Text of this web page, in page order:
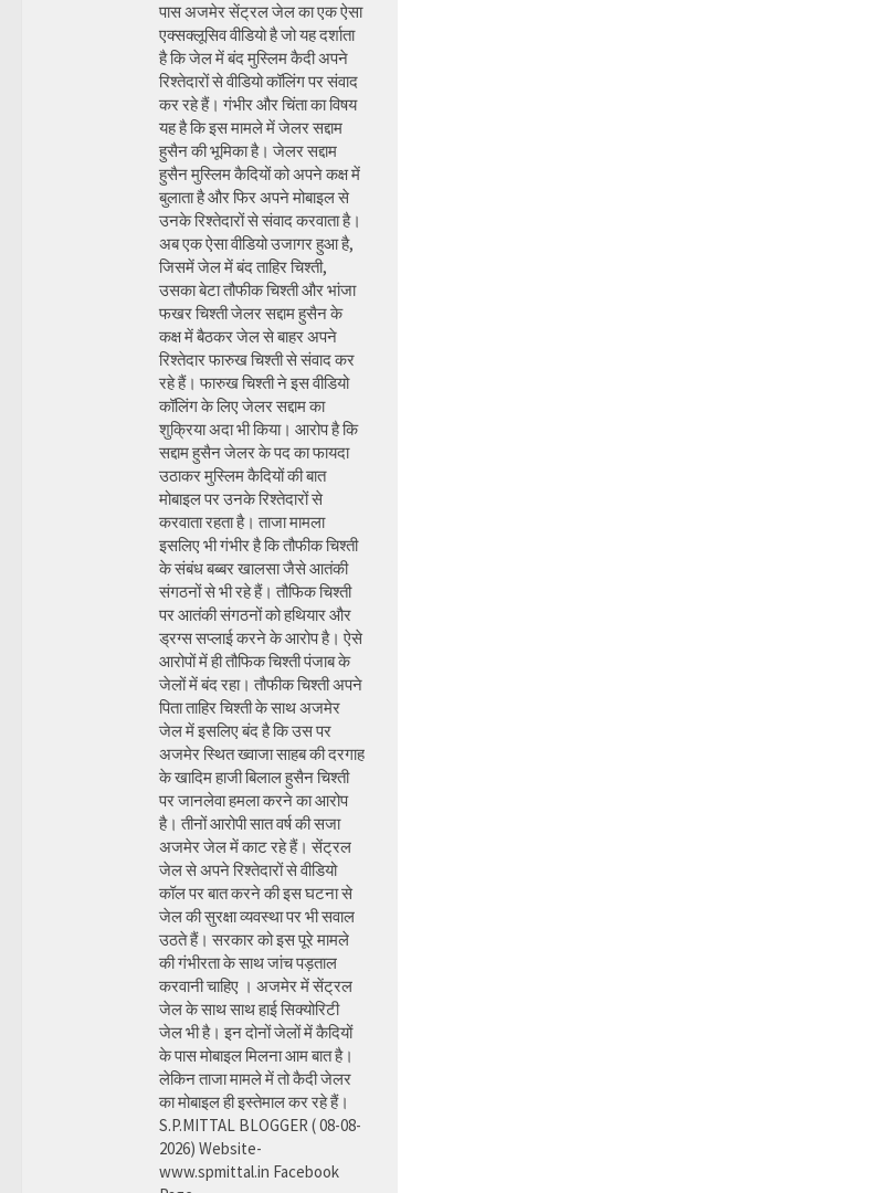
पास अजमेर सेंट्रल जेल का एक ऐसा
एक्सक्लूसिव वीडियो है जो यह दर्शाता
है कि जेल में बंद मुस्लिम कैदी अपने
रिश्तेदारों से वीडियो कॉलिंग पर संवाद
कर रहे हैं। गंभीर और चिंता का विषय
यह है कि इस मामले में जेलर सद्दाम
हुसैन की भूमिका है। जेलर सद्दाम
हुसैन मुस्लिम कैदियों को अपने कक्ष में
बुलाता है और फिर अपने मोबाइल से
उनके रिश्तेदारों से संवाद करवाता है।
अब एक ऐसा वीडियो उजागर हुआ है,
जिसमें जेल में बंद ताहिर चिश्ती,
उसका बेटा तौफीक चिश्ती और भांजा
फखर चिश्ती जेलर सद्दाम हुसैन के
कक्ष में बैठकर जेल से बाहर अपने
रिश्तेदार फारुख चिश्ती से संवाद कर
रहे हैं। फारुख चिश्ती ने इस वीडियो
कॉलिंग के लिए जेलर सद्दाम का
शुक्रिया अदा भी किया। आरोप है कि
सद्दाम हुसैन जेलर के पद का फायदा
उठाकर मुस्लिम कैदियों की बात
मोबाइल पर उनके रिश्तेदारों से
करवाता रहता है। ताजा मामला
इसलिए भी गंभीर है कि तौफीक चिश्ती
के संबंध बब्बर खालसा जैसे आतंकी
संगठनों से भी रहे हैं। तौफिक चिश्ती
पर आतंकी संगठनों को हथियार और
ड्रग्स सप्लाई करने के आरोप है। ऐसे
आरोपों में ही तौफिक चिश्ती पंजाब के
जेलों में बंद रहा। तौफीक चिश्ती अपने
पिता ताहिर चिश्ती के साथ अजमेर
जेल में इसलिए बंद है कि उस पर
अजमेर स्थित ख्वाजा साहब की दरगाह
के खादिम हाजी बिलाल हुसैन चिश्ती
पर जानलेवा हमला करने का आरोप
है। तीनों आरोपी सात वर्ष की सजा
अजमेर जेल में काट रहे हैं। सेंट्रल
जेल से अपने रिश्तेदारों से वीडियो
कॉल पर बात करने की इस घटना से
जेल की सुरक्षा व्यवस्था पर भी सवाल
उठते हैं। सरकार को इस पूरे मामले
की गंभीरता के साथ जांच पड़ताल
करवानी चाहिए । अजमेर में सेंट्रल
जेल के साथ साथ हाई सिक्योरिटी
जेल भी है। इन दोनों जेलों में कैदियों
के पास मोबाइल मिलना आम बात है।
लेकिन ताजा मामले में तो कैदी जेलर
का मोबाइल ही इस्तेमाल कर रहे हैं।
S.P.MITTAL BLOGGER ( 08-08-
2026) Website-
www.spmittal.in Facebook